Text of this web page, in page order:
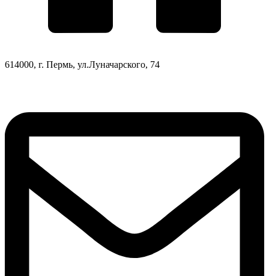
614000, г. Пермь, ул.Луначарского, 74